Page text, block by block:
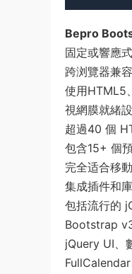
Bepro
固定或響應
跨浏覽器兼
使用HTML5
視網膜就緒
超過40 個
包含15+ 個
完全适合移
集成插件和庫
包括流行的
Bootstrap
jQuery UI、